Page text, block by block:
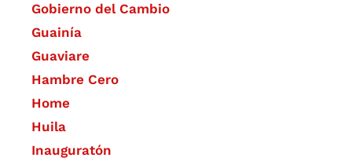
Gobierno del Cambio
Guainía
Guaviare
Hambre Cero
Home
Huila
Inauguratón